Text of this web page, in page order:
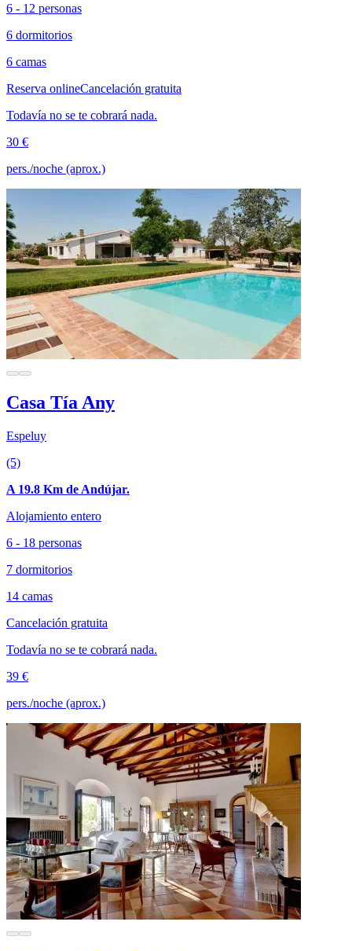
6 - 12 personas
6 dormitorios
6 camas
Reserva onlineCancelación gratuita
Todavía no se te cobrará nada.
30 €
pers./noche (aprox.)
Casa Tía Any
Espeluy
(5)
A 19.8 Km de Andújar.
Alojamiento entero
6 - 18 personas
7 dormitorios
14 camas
Cancelación gratuita
Todavía no se te cobrará nada.
39 €
pers./noche (aprox.)